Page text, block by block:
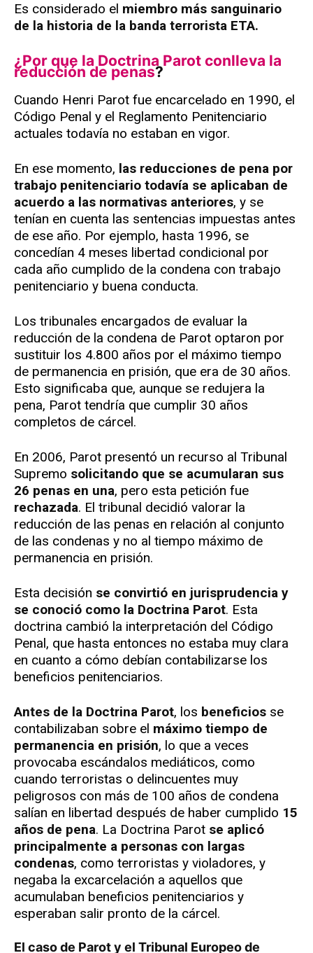
Es considerado el miembro más sanguinario
de la historia de la banda terrorista ETA.
¿Por que la Doctrina Parot conlleva la
reducción de penas?
Cuando Henri Parot fue encarcelado en 1990, el
Código Penal y el Reglamento Penitenciario
actuales todavía no estaban en vigor.
En ese momento, las reducciones de pena por
trabajo penitenciario todavía se aplicaban de
acuerdo a las normativas anteriores, y se
tenían en cuenta las sentencias impuestas antes
de ese año. Por ejemplo, hasta 1996, se
concedían 4 meses libertad condicional por
cada año cumplido de la condena con trabajo
penitenciario y buena conducta.
Los tribunales encargados de evaluar la
reducción de la condena de Parot optaron por
sustituir los 4.800 años por el máximo tiempo
de permanencia en prisión, que era de 30 años.
Esto significaba que, aunque se redujera la
pena, Parot tendría que cumplir 30 años
completos de cárcel.
En 2006, Parot presentó un recurso al Tribunal
Supremo solicitando que se acumularan sus
26 penas en una, pero esta petición fue
rechazada. El tribunal decidió valorar la
reducción de las penas en relación al conjunto
de las condenas y no al tiempo máximo de
permanencia en prisión.
Esta decisión se convirtió en jurisprudencia y
se conoció como la Doctrina Parot. Esta
doctrina cambió la interpretación del Código
Penal, que hasta entonces no estaba muy clara
en cuanto a cómo debían contabilizarse los
beneficios penitenciarios.
Antes de la Doctrina Parot, los beneficios se
contabilizaban sobre el máximo tiempo de
permanencia en prisión, lo que a veces
provocaba escándalos mediáticos, como
cuando terroristas o delincuentes muy
peligrosos con más de 100 años de condena
salían en libertad después de haber cumplido 15
años de pena. La Doctrina Parot se aplicó
principalmente a personas con largas
condenas, como terroristas y violadores, y
negaba la excarcelación a aquellos que
acumulaban beneficios penitenciarios y
esperaban salir pronto de la cárcel.
El caso de Parot y el Tribunal Europeo de